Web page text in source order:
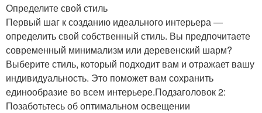
Определите свой стиль
Первый шаг к созданию идеального интерьера —
определить свой собственный стиль. Вы предпочитаете
современный минимализм или деревенский шарм?
Выберите стиль, который подходит вам и отражает вашу
индивидуальность. Это поможет вам сохранить
единообразие во всем интерьере.Подзаголовок 2:
Позаботьтесь об оптимальном освещении